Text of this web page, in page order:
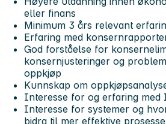
eller finans
Minimum 3 års relevant
Erfaring med
God forståelse for
konsernjusteringer og
oppkjøp
Kunnskap om
Interesse for og erfaring med
Interesse for systemer og
bidra til mer effektive